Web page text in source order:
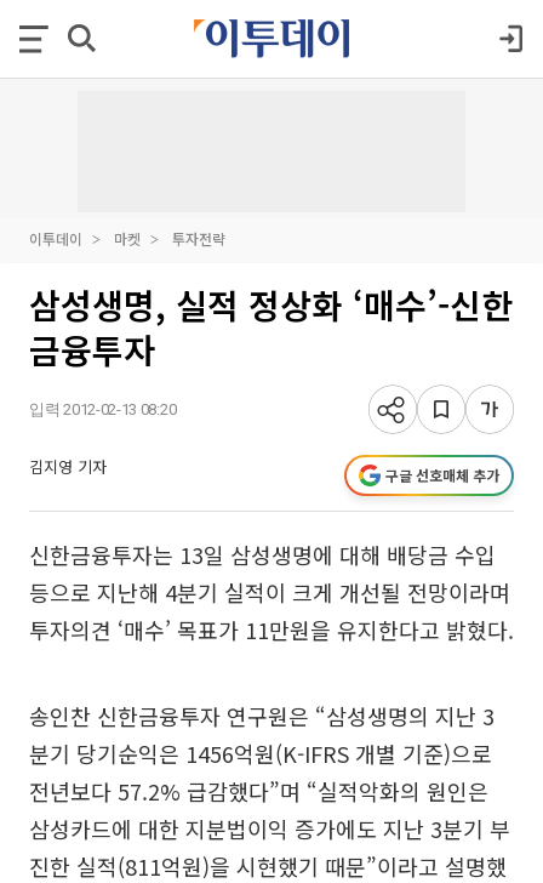
이투데이 마켓 투자전략
삼성생명, 실적 정상화 ‘매수’-신한
금융투자
입력 2012-02-13 08:20
김지영 기자 구글 선호매체 추가
신한금융투자는 13일 삼성생명에 대해 배당금 수입
등으로 지난해 4분기 실적이 크게 개선될 전망이라며
투자의견 ‘매수’ 목표가 11만원을 유지한다고 밝혔다.
송인찬 신한금융투자 연구원은 “삼성생명의 지난 3
분기 당기순익은 1456억원(K-IFRS 개별 기준)으로
전년보다 57.2% 급감했다”며 “실적악화의 원인은
삼성카드에 대한 지분법이익 증가에도 지난 3분기 부
진한 실적(811억원)을 시현했기 때문”이라고 설명했